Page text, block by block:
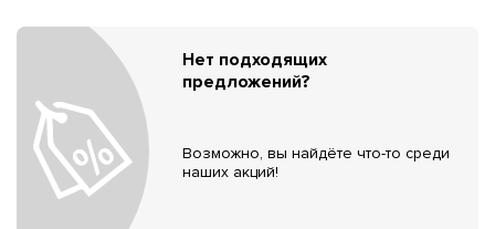
Нет подходящих
предложений?
Возможно, вы найдёте что-то среди
наших акций!